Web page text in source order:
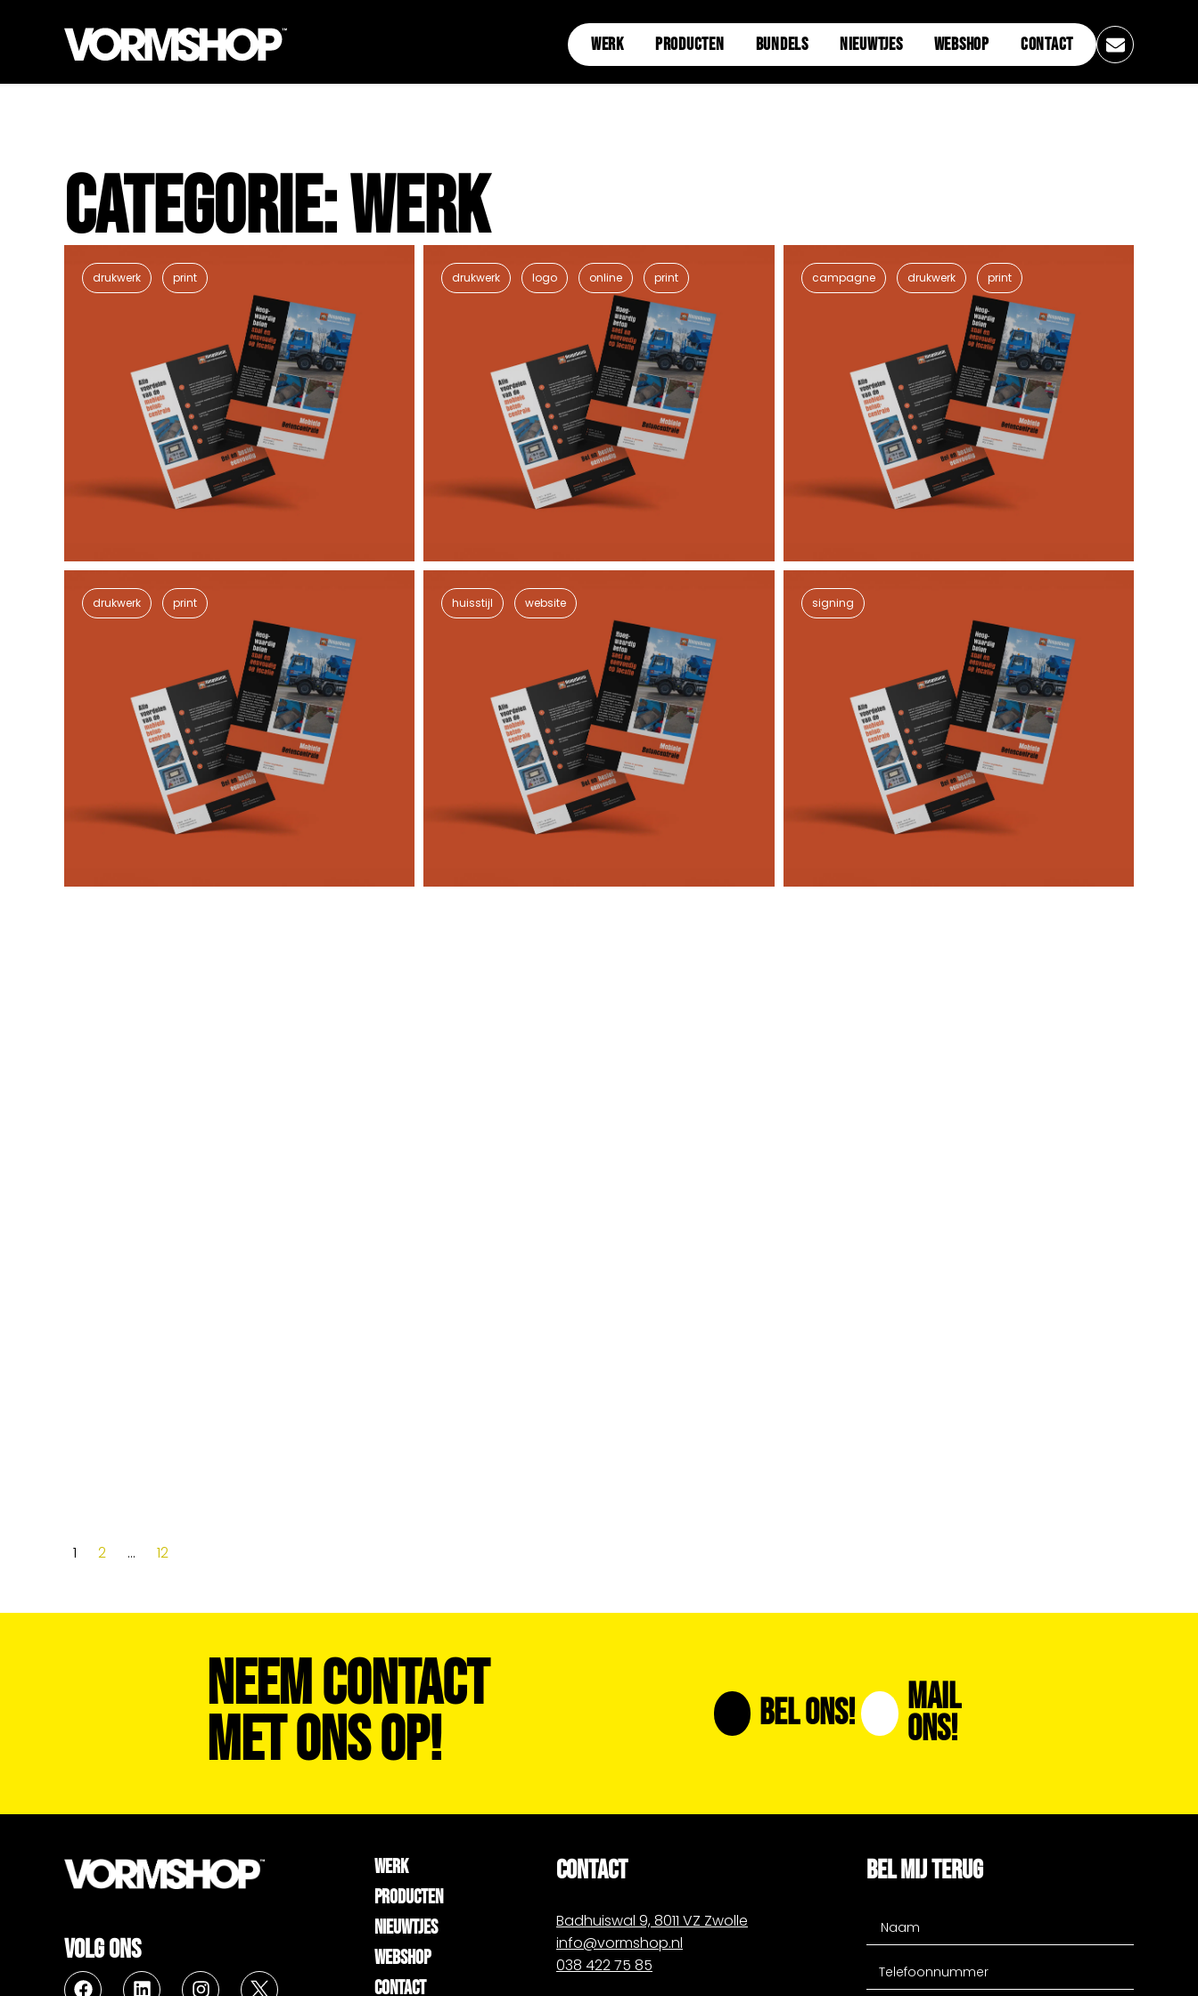
WERK PRODUCTEN BUNDELS NIEUWTJES WEBSHOP CONTACT
Categorie: Werk
drukwerk print drukwerk logo online print campagne drukwerk print
drukwerk print huisstijl website signing
1 2 … 12
Neem Contact
Met Ons Op! Bel Ons! Mail
Ons!
VOLG ONS
WERK
PRODUCTEN
NIEUWTJES
WEBSHOP
CONTACT
CONTACT
Badhuiswal 9, 8011 VZ Zwolle
info@vormshop.nl
038 422 75 85
BEL MIJ TERUG